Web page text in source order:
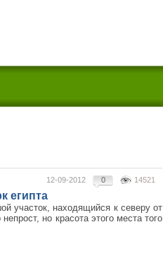
14521
0
12-09-2012
египта
участок, находящийся к северу от
но красота этого места того